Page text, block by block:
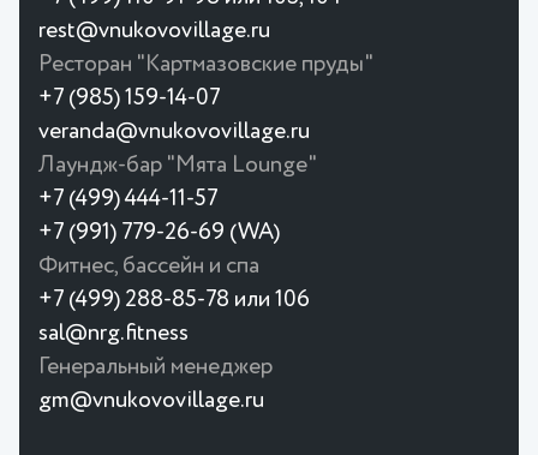
rest@vnukovovillage.ru
Ресторан "Картмазовские пруды"
+7 (985) 159-14-07
veranda@vnukovovillage.ru
Лаундж-бар "Мята Lounge"
+7 (499) 444-11-57
+7 (991) 779-26-69 (WA)
Фитнес, бассейн и спа
+7 (499) 288-85-78 или 106
sal@nrg.fitness
Генеральный менеджер
gm@vnukovovillage.ru